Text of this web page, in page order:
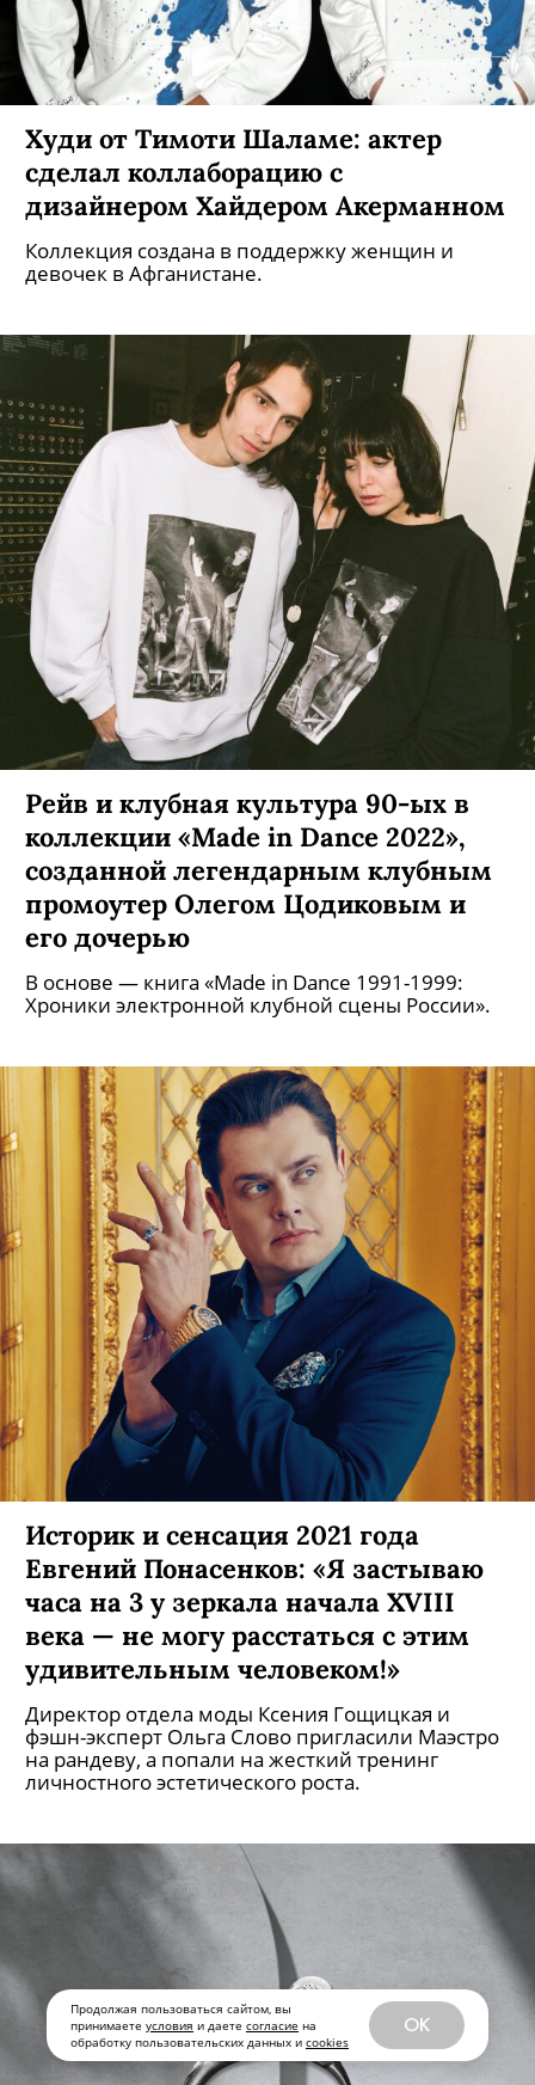
Продолжая пользоваться сайтом, вы
принимаете условия и даете согласие на
обработку пользовательских данных и cookies
OK
Худи от Тимоти Шаламе: актер
сделал коллаборацию с
дизайнером Хайдером Акерманном
Коллекция создана в поддержку женщин и
девочек в Афганистане.
Рейв и клубная культура 90-ых в
коллекции «Made in Dance 2022»,
созданной легендарным клубным
промоутер Олегом Цодиковым и
его дочерью
В основе — книга «Made in Dance 1991-1999:
Хроники электронной клубной сцены России».